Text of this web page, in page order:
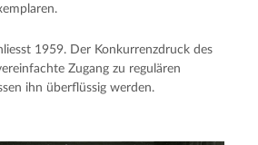
1959. Der Konkurrenzdruck des
Zugang zu regulären
ihn überflüssig werden.